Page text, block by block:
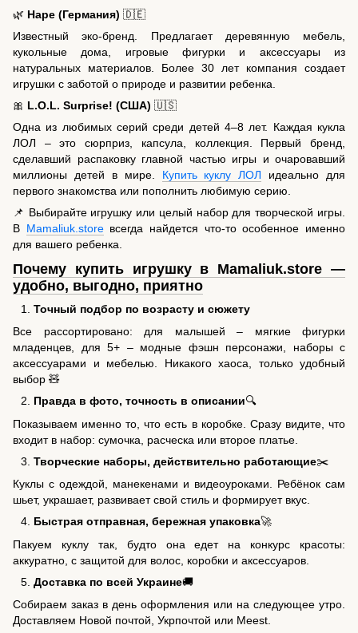
🌿 Hape (Германия) 🇩🇪
Известный эко-бренд. Предлагает деревянную мебель,
кукольные дома, игровые фигурки и аксессуары из
натуральных материалов. Более 30 лет компания создает
игрушки с заботой о природе и развитии ребенка.
🎀 L.O.L. Surprise! (США) 🇺🇸
Одна из любимых серий среди детей 4–8 лет. Каждая кукла
ЛОЛ – это сюрприз, капсула, коллекция. Первый бренд,
сделавший распаковку главной частью игры и очаровавший
миллионы детей в мире. Купить куклу ЛОЛ идеально для
первого знакомства или пополнить любимую серию.
📌 Выбирайте игрушку или целый набор для творческой игры.
В Mamaliuk.storeвсегда найдется что-то особенное именно
для вашего ребенка.
Почему купить игрушку в Mamaliuk.store —
удобно, выгодно, приятно
Точный подбор по возрасту и сюжету
Все рассортировано: для малышей – мягкие фигурки
младенцев, для 5+ – модные фэшн персонажи, наборы с
аксессуарами и мебелью. Никакого хаоса, только удобный
выбор 🧸
Правда в фото, точность в описании🔍
Показываем именно то, что есть в коробке. Сразу видите, что
входит в набор: сумочка, расческа или второе платье.
Творческие наборы, действительно работающие✂️
Куклы с одеждой, манекенами и видеоуроками. Ребёнок сам
шьет, украшает, развивает свой стиль и формирует вкус.
Быстрая отправная, бережная упаковка🚀
Пакуем куклу так, будто она едет на конкурс красоты:
аккуратно, с защитой для волос, коробки и аксессуаров.
Доставка по всей Украине🚚
Собираем заказ в день оформления или на следующее утро.
Доставляем Новой почтой, Укрпочтой или Meest.